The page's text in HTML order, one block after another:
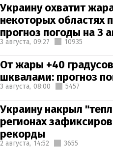
Украину охватит
некоторых областях
прогноз погоды на 3
3 августа, 09:27 10935
От жары +40
шквалами: прогноз
3 августа, 08:00 5457
Украину накрыл
регионах
рекорды
2 августа, 14:52 3655